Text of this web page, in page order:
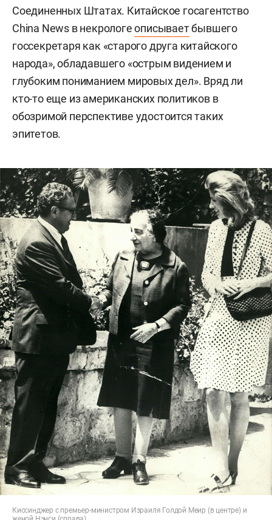
Соединенных Штатах. Китайское госагентство
China News в некрологеописываетбывшего
госсекретаря как «старого друга китайского
народа», обладавшего «острым видением и
глубоким пониманием мировых дел». Вряд ли
кто-то еще из американских политиков в
обозримой перспективе удостоится таких
эпитетов.
Киссинджер с премьер-министром Израиля Голдой Меир (в центре) и